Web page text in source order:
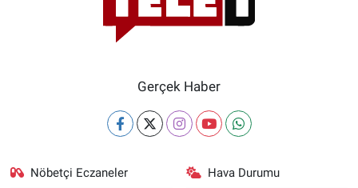
Gerçek Haber
Nöbetçi Eczaneler Hava Durumu